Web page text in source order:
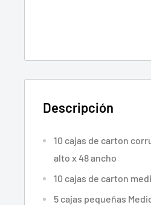
Descripción
10 cajas de carton
alto x 48 ancho
10 cajas de carton
5 cajas pequeñas